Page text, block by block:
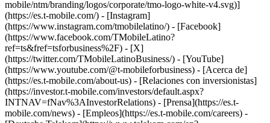
mobile/ntm/branding/logos/corporate/tmo-logo-white-v4.svg)]
(https://es.t-mobile.com/) - [Instagram]
(https://www.instagram.com/tmobilelatino/) - [Facebook]
(https://www.facebook.com/TMobileLatino?
ref=ts&fref=tsforbusiness%2F) - [X]
(https://twitter.com/TMobileLatinoBusiness/) - [YouTube]
(https://www.youtube.com/@t-mobileforbusiness) - [Acerca de]
(https://es.t-mobile.com/about-us) - [Relaciones con inversionistas]
(https://investor.t-mobile.com/investors/default.aspx?
INTNAV=fNav%3AInvestorRelations) - [Prensa](https://es.t-
mobile.com/news) - [Empleos](https://es.t-mobile.com/careers) -